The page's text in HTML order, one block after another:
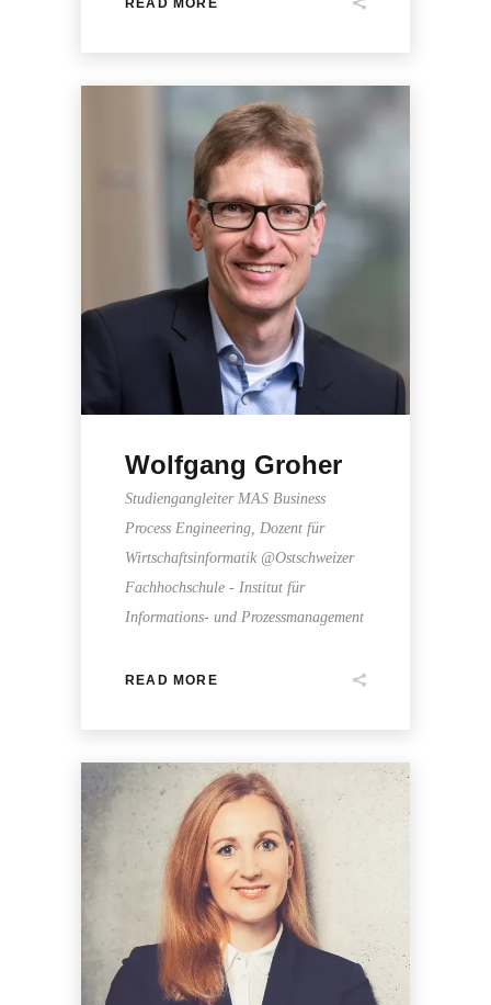
READ MORE
Wolfgang Groher
Studiengangleiter MAS Business
Process Engineering, Dozent für
Wirtschaftsinformatik @Ostschweizer
Fachhochschule - Institut für
Informations- und Prozessmanagement
READ MORE